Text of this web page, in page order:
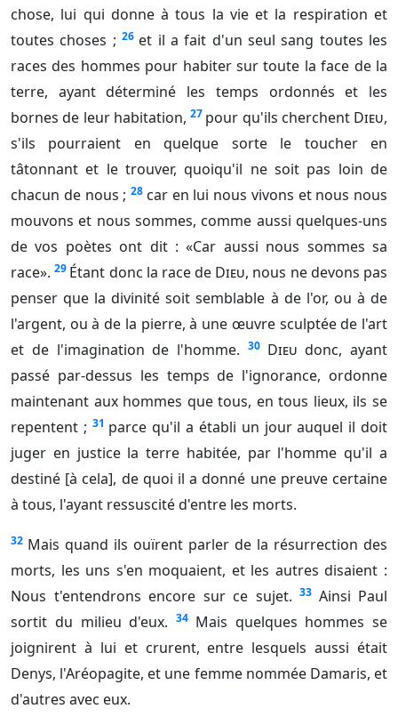
chose, lui qui donne à tous la vie et la respiration et
toutes choses ; 26 et il a fait d'un seul sang toutes les
races des hommes pour habiter sur toute la face de la
terre, ayant déterminé les temps ordonnés et les
bornes de leur habitation, 27 pour qu'ils cherchent Dieu,
s'ils pourraient en quelque sorte le toucher en
tâtonnant et le trouver, quoiqu'il ne soit pas loin de
chacun de nous ; 28 car en lui nous vivons et nous nous
mouvons et nous sommes, comme aussi quelques-uns
de vos poètes ont dit : «Car aussi nous sommes sa
race». 29 Étant donc la race de Dieu, nous ne devons pas
penser que la divinité soit semblable à de l'or, ou à de
l'argent, ou à de la pierre, à une œuvre sculptée de l'art
et de l'imagination de l'homme. 30 Dieu donc, ayant
passé par-dessus les temps de l'ignorance, ordonne
maintenant aux hommes que tous, en tous lieux, ils se
repentent ; 31 parce qu'il a établi un jour auquel il doit
juger en justice la terre habitée, par l'homme qu'il a
destiné [à cela], de quoi il a donné une preuve certaine
à tous, l'ayant ressuscité d'entre les morts.
32 Mais quand ils ouïrent parler de la résurrection des
morts, les uns s'en moquaient, et les autres disaient :
Nous t'entendrons encore sur ce sujet. 33 Ainsi Paul
sortit du milieu d'eux. 34 Mais quelques hommes se
joignirent à lui et crurent, entre lesquels aussi était
Denys, l'Aréopagite, et une femme nommée Damaris, et
d'autres avec eux.